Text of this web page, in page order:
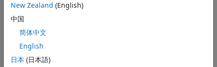
具有半连续约束，意味着对某些固定比例
和
，
New Zealand (English)
中国
简体中文
English
日本 (日本語)